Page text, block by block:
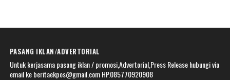
PASANG IKLAN/ADVERTORIAL
Untuk kerjasama pasang iklan / promosi,Advertorial,Press Release hubungi via
email ke beritaekpos@gmail.com HP.085770920908